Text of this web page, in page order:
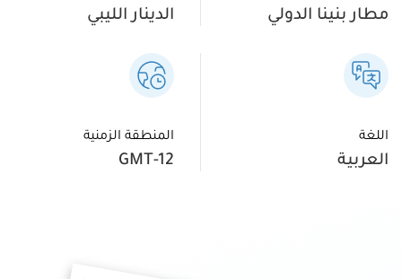
مطار بنينا الدولي الدينار الليبي
اللغة
العربية
المنطقة الزمنية
GMT-12